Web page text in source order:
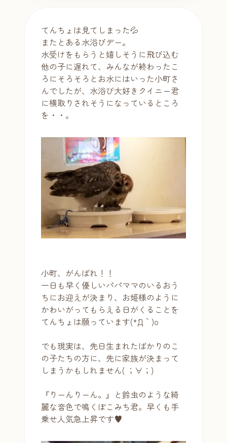
てんちょは見てしまった💦
またとある水浴びデー。
水受けをもらうと嬉しそうに飛び込む
他の子に遅れて、みんなが終わったこ
ろにそろそろとお水にはいった小町さ
んでしたが、水浴び大好きクイニー君
に横取りされそうになっているところ
を・・。
小町、がんばれ！！
一日も早く優しいパパママのいるおう
ちにお迎えが決まり、お姫様のように
かわいがってもらえる日がくることを
てんちょは願っています(*´Д｀)o
でも現実は、先日生まれたばかりのこ
の子たちの方に、先に家族が決まって
しまうかもしれません( ；∀；)
『りーんりーん。』と鈴虫のような綺
麗な音色で鳴くぽこみち君。早くも手
乗せ人気急上昇です♥